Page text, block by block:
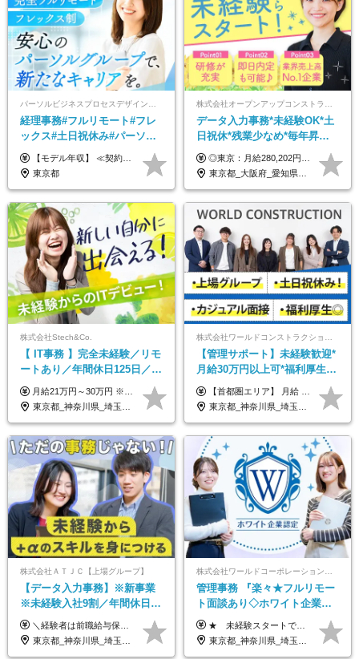
経理事務#フルリモート#フレ
ックス#土日祝休み#パーソル
グループ#年休120日以上#正社
員登用あり#服装自由
【モデル年収】 ≪契約社員≫ 年収330万円 (基本給23万 ＋ 地区手当3万円 ＋ 賞与)：都内在住 年収264万円 (基本給21万 ＋ 賞与)：静岡県在住 --------------- ●月給21万円～28万9900円＋賞与（年2回）＋各種手当 ●1年目想定給与：年収264万円～364万円 ●経験やスキルに応じて優遇します！ ※お住まいの地域により0～3万円の地区手当を支給しております ※試用期間中（3ヶ月間）の雇用形態および待遇に差異はありません ※残業代については選考時に詳細をご説明します ※通算契約期間の上限は5年となります ≪アルバイト≫ ●時給1,250円～2,300円 ●経験やスキルに応じて優遇します！ ●ご希望に応じ、扶養内での勤務も可能です！ ※試用期間中の雇用形態および待遇に差異はありません
東京都
データ入力事務*未経験OK*土
日祝休*残業少なめ*毎年昇給
あり*面接1回*月収37万円可/o
◎東京：月給280,202円～402,430円 ◎大阪：月給269,824円～392,052円 ◎名古屋：月給285,967円～408,195円 ◎その他：月給265,212円～387,440円 ※試用期間3か月／待遇は研修期間中のみ変更あり （東京：23.9万円～、大阪：月給23.4万円～、名古屋：月給24.2万円～、その他：月給23.1万円～） ※固定残業代（配属後に支給）・一律手当を含む ※固定残業代は残業がない場合も支給し、超過分は別途支給する ※年齢、経験、能力を考慮し、支給額を決定します。
東京都_大阪府_愛知県_北海道_宮城県_新潟県_石川県_静岡県_広島県_福岡県_沖縄県
株式会社Stech&Co.
【 IT事務 】完全未経験／リモ
ートあり／年間休日125日／残
業なし／産休育休あり／服
装・髪型自由／毎年昇給
月給21万円～30万円 ※試用期間3ヶ月間の待遇に変動はありません。 ※みなし残業代(月20時間分29,725円～)を含む。（※超過分は追加支給）
東京都_神奈川県_埼玉県_千葉県_大阪府_愛知県_北海道_青森県_岩手県_宮城県_秋田県_山形県_福島県_茨城県_栃木県_群馬県_新潟県_山梨県_長野県_富山県_石川県_福井県_静岡県_岐阜県_三重県_兵庫県_京都府_滋賀県_奈良県_和歌山県_広島県_岡山県_鳥取県_島根県_山口県_徳島県_香川県_愛媛県_高知県_福岡県_熊本県_佐賀県_長崎県_大分県_宮崎県_鹿児島県_沖縄県
株式会社ワールドコンストラクション 【東証一部】 (ワールドホールディングス・グループ)
【管理サポート】未経験歓迎*
月給30万円以上可*福利厚生が
充実！
【首都圏エリア】 月給 291,800円以上 ＋ 各種手当 【北関東エリア】 月給 264,260円以上 ＋ 各種手当 【関西・四国エリア】 月給 278,040円以上 ＋ 各種手当 【中部エリア】 月給 278,040円以上 ＋ 各種手当 【北海道・東北エリア】 月給 247,000円以上 ＋ 各種手当 【九州エリア】 月給 235,540円以上 ＋ 各種手当 【中国エリア】 月給 250,460 円以上 ＋ 各種手当 ※全て年齢・経験・能力などを考慮します。 ※試用期間3ヶ月あり。その間の待遇に変動はありません。 ※固定残業代（20時間分）を含む 首都圏／37,800円以上 北関東／34,260円以上 関西・四国／36,040円以上 中部／36,040円以上 北海道・東北／32,000円以上 九州／30,540円以上 中国／32,460円以上 ※超過分は全額支給 初年度の年収 400万円～900万円
東京都_神奈川県_埼玉県_千葉県_大阪府_愛知県_北海道_青森県_岩手県_宮城県_秋田県_山形県_福島県_茨城県_栃木県_群馬県_新潟県_山梨県_長野県_富山県_石川県_福井県_静岡県_岐阜県_三重県_兵庫県_京都府_滋賀県_奈良県_和歌山県_広島県_岡山県_鳥取県_島根県_山口県_徳島県_香川県_愛媛県_高知県_福岡県_熊本県_佐賀県_長崎県_大分県_宮崎県_鹿児島県_沖縄県
株式会社ＡＴＪＣ【上場グループ】
【データ入力事務】※新事業
※未経験入社9割／年間休日
124日／月 残業13h／土日祝休
み／給与改定年2回
＼経験者は前職給与保証！／ 月給23万円～33万円＋各種手当 ☆給与改定年2回あり！ ※上記金額には固定残業代（31,081円～44,595円／20時間分）を含みます。 ※超過分は別途支給します。 ★試用期間：6ヶ月 未経験の場合、試用期間中は月給21万円（固定残業代12,353円／8時間分）となります。ただし、2026年7月1日以降は給与改定に伴い、試用期間の途中であっても、月給230,000円（固定残業代31,081円／20時間分）を適用します。 ※超過分は別途支給します。
東京都_神奈川県_埼玉県_千葉県
管理事務 『楽々★フルリモー
ト面談あり◇ホワイト企業認
定受賞◇完全週休2日◇賞与年
2回 /p13
★ 未経験スタートでも月収40万円以上も目指せます！ ★ ★ 試用期間6か月あり／給与・待遇に変更なし ★ ＼パターン①orパターン②で給与形態の選択が可能／ ＜パターン①＞ 月給+交通費+（残業代は全額別途支給） 【首都圏・関東・北信越】 月給30.0万円以上 【関西】 月給27.5万円以上 【中部】 月給26.5万円以上 【東北】 月給24.5万円以上 【北海道】 月給24.0万円以上 【九州・中四国】 月給25.5万円以上 ＜パターン②＞ 月給（固定残業代20H含む）+交通費+賞与年2回+残業代 （※20H場合を超過した場合は全額別途支給） 【首都圏・関東・北信越】 月給25.0万円以上 【関 西・中部】 月給24.5万円以上 【東 北・北海道・九州・中四国】 月給23.5万円以上 ※上記給与には固定残業代（月20H分）を含みます 固定残業代は残業の有無に関わらず支給し、超過分は別途全額支給いたします ①②の給与形態はご本人様と相談の上、最終的に会社が決定いたします （内定時に通知） ■給与改定年1回 ■(※)賞与年2回（昨年度支給実績2回／頑張りを評価） (※)支給条件に規定あり
東京都_神奈川県_埼玉県_千葉県_大阪府_愛知県_北海道_青森県_岩手県_宮城県_秋田県_山形県_福島県_茨城県_栃木県_群馬県_新潟県_山梨県_長野県_富山県_石川県_福井県_静岡県_岐阜県_三重県_兵庫県_京都府_滋賀県_奈良県_和歌山県_広島県_岡山県_鳥取県_島根県_山口県_徳島県_香川県_愛媛県_高知県_福岡県_熊本県_佐賀県_長崎県_大分県_宮崎県_鹿児島県_沖縄県